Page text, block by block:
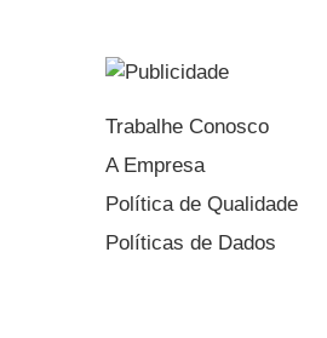
Trabalhe Conosco
A Empresa
Política de Qualidade
Políticas de Dados